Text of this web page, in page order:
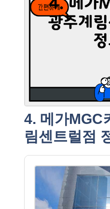
4. 메가MGC
림센트럴점